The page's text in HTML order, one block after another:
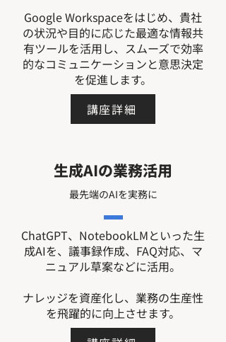
Google Workspaceをはじめ、貴社
の状況や目的に応じた最適な情報共
有ツールを活用し、スムーズで効率
的なコミュニケーションと意思決定
を促進します。
講座詳細
生成AIの業務活用
最先端のAIを実務に
ChatGPT、NotebookLMといった生
成AIを、議事録作成、FAQ対応、マ
ニュアル草案などに活用。
ナレッジを資産化し、業務の生産性
を飛躍的に向上させます。